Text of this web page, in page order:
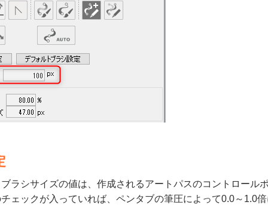
ラシサイズの値は、作成されるアートパスのコントロール
ェックが入っていれば、ペンタブの筆圧によって0.0～1.0倍